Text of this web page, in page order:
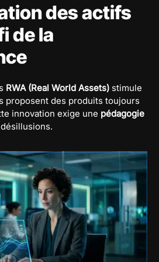
des actifs
de la
RWA (Real World Assets) stimule
proposent des produits toujours
innovation exige une pédagogie